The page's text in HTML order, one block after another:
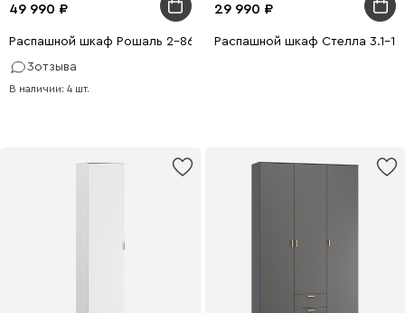
49 990
Распашной шкаф Рошаль 2-86x190 Ротанг
3отзыва
В наличии: 4 шт.
29 990
Распашной шкаф Стелла 3.1-